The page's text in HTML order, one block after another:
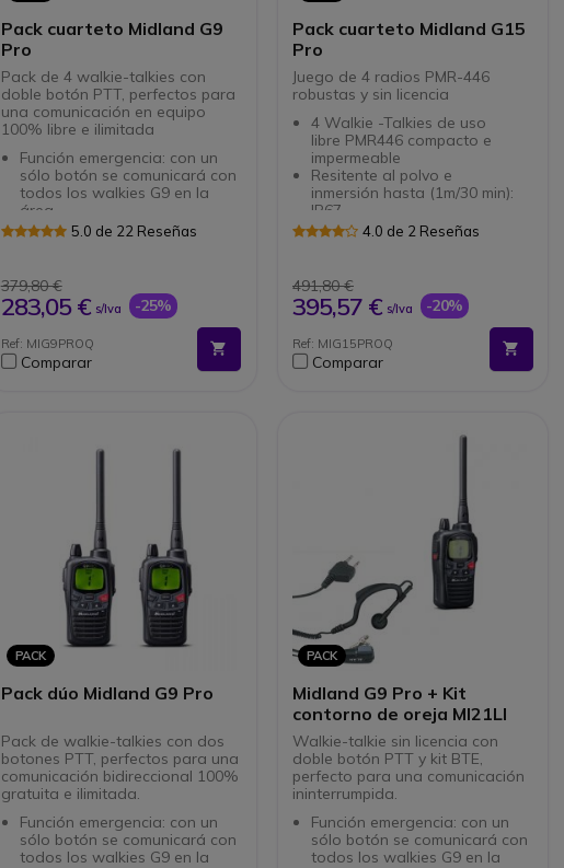
Pack cuarteto Midland G9
Pro
Pack de 4 walkie-talkies con
doble botón PTT, perfectos para
una comunicación en equipo
100% libre e ilimitada
Función emergencia: con un
sólo botón se comunicará con
todos los walkies G9 en la
área.
Función: Vox5.0 de 22 Reseñas
379,80 €
283,05 € s/Iva -25%
Ref: MIG9PROQ
Comparar
Pack cuarteto Midland G15
Pro
Juego de 4 radios PMR-446
robustas y sin licencia
4 Walkie -Talkies de uso
libre PMR446 compacto e
impermeable
Resitente al polvo e
inmersión hasta (1m/30 min):
IP67
Sin licencia: comunicaciones
Función Vox: manos
libres para una comunicación
fluida
Hasta 22 horas de autonomía
Conexión para auricular de
tipo Motorola 2 pins
4.0 de 2 Reseñas
491,80 €
395,57 € s/Iva -20%
Ref: MIG15PROQ
Comparar
PACK
Pack dúo Midland G9 Pro
Pack de walkie-talkies con dos
botones PTT, perfectos para una
comunicación bidireccional 100%
gratuita e ilimitada.
Función emergencia: con un
sólo botón se comunicará con
todos los walkies G9 en la
PACK
Midland G9 Pro + Kit
contorno de oreja MI21LI
Walkie-talkie sin licencia con
doble botón PTT y kit BTE,
perfecto para una comunicación
ininterrumpida.
Función emergencia: con un
sólo botón se comunicará con
todos los walkies G9 en la